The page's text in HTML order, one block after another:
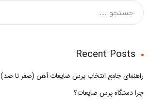
Recent Posts
راهنمای جامع انتخاب پرس ضایعات آهن (صفر تا صد)
چرا دستگاه پرس ضایعات؟